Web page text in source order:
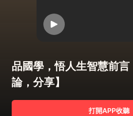
品國學，悟人生智慧前
論，分享】
打開APP收聽